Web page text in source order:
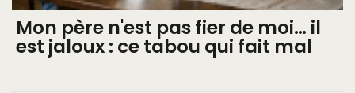
Mon père n'est pas fier de moi… il
est jaloux : ce tabou qui fait mal